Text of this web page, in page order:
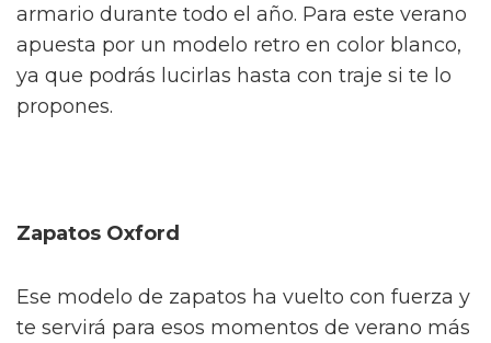
armario durante todo el año. Para este verano
apuesta por un modelo retro en color blanco,
ya que podrás lucirlas hasta con traje si te lo
propones.
Zapatos Oxford
Ese modelo de zapatos ha vuelto con fuerza y
te servirá para esos momentos de verano más